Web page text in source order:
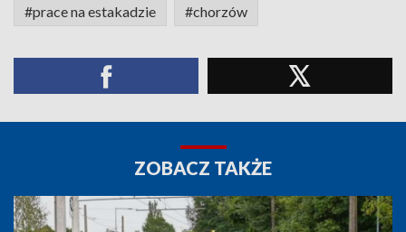
#prace na estakadzie #chorzów
ZOBACZ TAKŻE